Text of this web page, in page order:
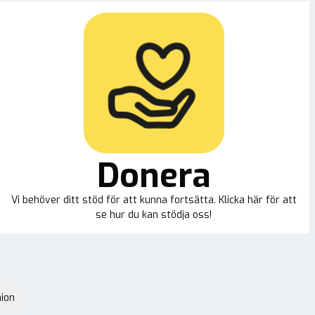
Donera
Vi behöver ditt stöd för att kunna fortsätta. Klicka här för att
se hur du kan stödja oss!